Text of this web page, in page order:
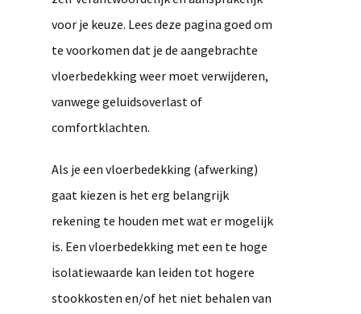
voor je keuze. Lees deze pagina goed om
te voorkomen dat je de aangebrachte
vloerbedekking weer moet verwijderen,
vanwege geluidsoverlast of
comfortklachten.
Als je een vloerbedekking (afwerking)
gaat kiezen is het erg belangrijk
rekening te houden met wat er mogelijk
is. Een vloerbedekking met een te hoge
isolatiewaarde kan leiden tot hogere
stookkosten en/of het niet behalen van